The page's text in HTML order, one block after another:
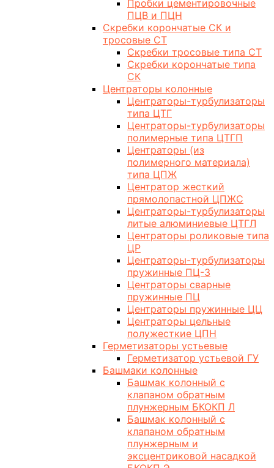
Пробки цементировочные
ПЦВ и ПЦН
Скребки корончатые СК и
тросовые СТ
Скребки тросовые типа СТ
Скребки корончатые типа
СК
Центраторы колонные
Центраторы-турбулизаторы
типа ЦТГ
Центраторы-турбулизаторы
полимерные типа ЦТГП
Центраторы (из
полимерного материала)
типа ЦПЖ
Центратор жесткий
прямолопастной ЦПЖС
Центраторы-турбулизаторы
литые алюминиевые ЦТГЛ
Центраторы роликовые типа
ЦР
Центраторы-турбулизаторы
пружинные ПЦ-3
Центраторы сварные
пружинные ПЦ
Центраторы пружинные ЦЦ
Центраторы цельные
полужесткие ЦПН
Герметизаторы устьевые
Герметизатор устьевой ГУ
Башмаки колонные
Башмак колонный с
клапаном обратным
плунжерным БКОКП Л
Башмак колонный с
клапаном обратным
плунжерным и
эксцентриковой насадкой